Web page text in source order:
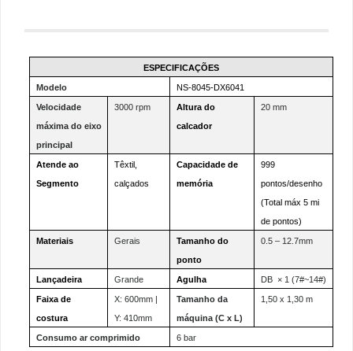
ESPECIFICAÇÕES
Modelo NS-8045-DX6041
Velocidade
máxima do eixo
principal
3000 rpm
Altura do
calcador
20 mm
Atende ao
Segmento
Têxtil,
calçados
Capacidade de
memória
999
pontos/desenho
(Total máx 5 mi
de pontos)
Materiais Gerais
Tamanho do
ponto
0.5 – 12.7mm
Lançadeira Grande Agulha DB × 1 (7#~14#)
Faixa de
costura
X: 600mm |
Y: 410mm
Tamanho da
máquina (C x L)
1,50 x 1,30 m
Consumo ar comprimido 6 bar